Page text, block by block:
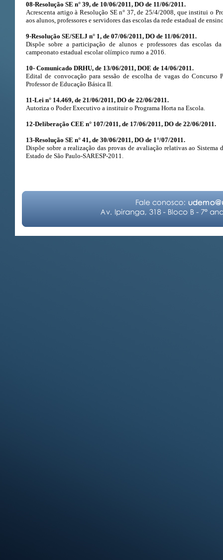
08-Resolução SE n° 39, de 10/06/2011, DO de 11/06/2011.
Acrescenta artigo à Resolução SE n° 37, de 25/4/2008, que institui o
aos alunos, professores e servidores das escolas da rede estadual de
9-Resolução SE/SELJ n° 1, de 07/06/2011, DO de 11/06/2011.
Dispõe sobre a participação de alunos e professores das escolas
campeonato estadual escolar olímpico rumo a 2016.
10- Comunicado DRHU, de 13/06/2011, DOE de 14/06/2011.
Edital de convocação para sessão de escolha de vagas do Concurso
Professor de Educação Básica II.
11-Lei n° 14.469, de 21/06/2011, DO de 22/06/2011.
Autoriza o Poder Executivo a instituir o Programa Horta na Escola.
12-Deliberação CEE n° 107/2011, de 17/06/2011, DO de 22/06/2011.
13-Resolução SE n° 41, de 30/06/2011, DO de 1°/07/2011.
Dispõe sobre a realização das provas de avaliação relativas ao
Estado de São Paulo-SARESP-2011.